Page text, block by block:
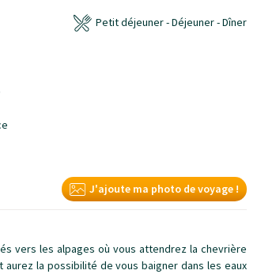
Petit déjeuner - Déjeuner - Dîner
J'ajoute ma photo de voyage !
vers les alpages où vous attendrez la chevrière
la possibilité de vous baigner dans les eaux